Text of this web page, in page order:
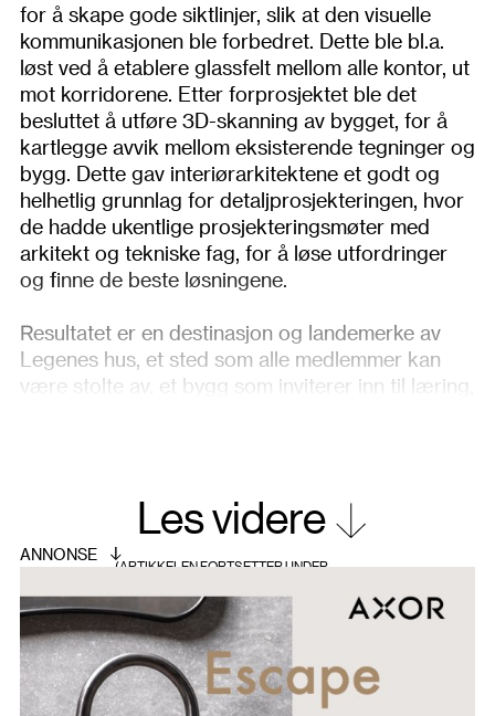
for å skape gode siktlinjer, slik at den visuelle
kommunikasjonen ble forbedret. Dette ble bl.a.
løst ved å etablere glassfelt mellom alle kontor, ut
mot korridorene. Etter forprosjektet ble det
besluttet å utføre 3D-skanning av bygget, for å
kartlegge avvik mellom eksisterende tegninger og
bygg. Dette gav interiørarkitektene et godt og
helhetlig grunnlag for detaljprosjekteringen, hvor
de hadde ukentlige prosjekteringsmøter med
arkitekt og tekniske fag, for å løse utfordringer
og finne de beste løsningene.
Resultatet er en destinasjon og landemerke av
Legenes hus, et sted som alle medlemmer kan
være stolte av, et bygg som inviterer inn til læring,
kafe og restaurant.
For å ivareta kravet om utadrettet virksomhet, er
det etablert en hyggelig kaffebar i tilknytning til
det utvendige torget, den nye inngangen og
personalrestauranten. Inngangspartiet er flyttet til
en mer sentral plassering, og er i dag en del av
helheten i fasaden ut mot Christiania Torv.
Les videre